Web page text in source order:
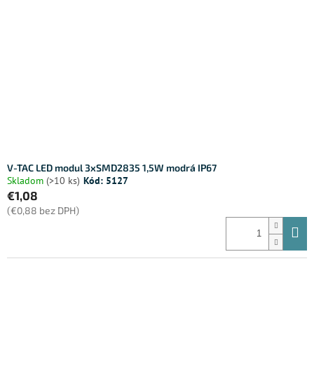
V-TAC LED modul 3xSMD2835 1,5W modrá IP67
Skladom (>10 ks) Kód: 5127
€1,08
(€0,88 bez DPH)